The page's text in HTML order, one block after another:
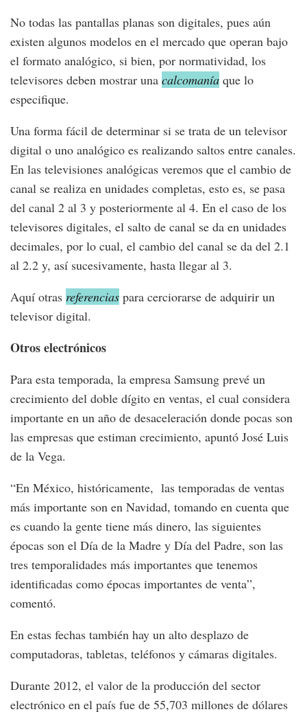
No todas las pantallas planas son digitales, pues aún
existen algunos modelos en el mercado que operan bajo
el formato analógico, si bien, por normatividad, los
televisores deben mostrar una calcomanía que lo
especifique.
Una forma fácil de determinar si se trata de un televisor
digital o uno analógico es realizando saltos entre canales.
En las televisiones analógicas veremos que el cambio de
canal se realiza en unidades completas, esto es, se pasa
del canal 2 al 3 y posteriormente al 4. En el caso de los
televisores digitales, el salto de canal se da en unidades
decimales, por lo cual, el cambio del canal se da del 2.1
al 2.2 y, así sucesivamente, hasta llegar al 3.
Aquí otras referencias para cerciorarse de adquirir un
televisor digital.
Otros electrónicos
Para esta temporada, la empresa Samsung prevé un
crecimiento del doble dígito en ventas, el cual considera
importante en un año de desaceleración donde pocas son
las empresas que estiman crecimiento, apuntó José Luis
de la Vega.
“En México, históricamente, las temporadas de ventas
más importante son en Navidad, tomando en cuenta que
es cuando la gente tiene más dinero, las siguientes
épocas son el Día de la Madre y Día del Padre, son las
tres temporalidades más importantes que tenemos
identificadas como épocas importantes de venta”,
comentó.
En estas fechas también hay un alto desplazo de
computadoras, tabletas, teléfonos y cámaras digitales.
Durante 2012, el valor de la producción del sector
electrónico en el país fue de 55,703 millones de dólares